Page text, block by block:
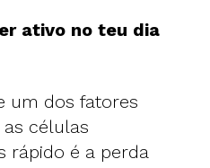
ativo no teu dia
um dos fatores
células
rápido é a perda